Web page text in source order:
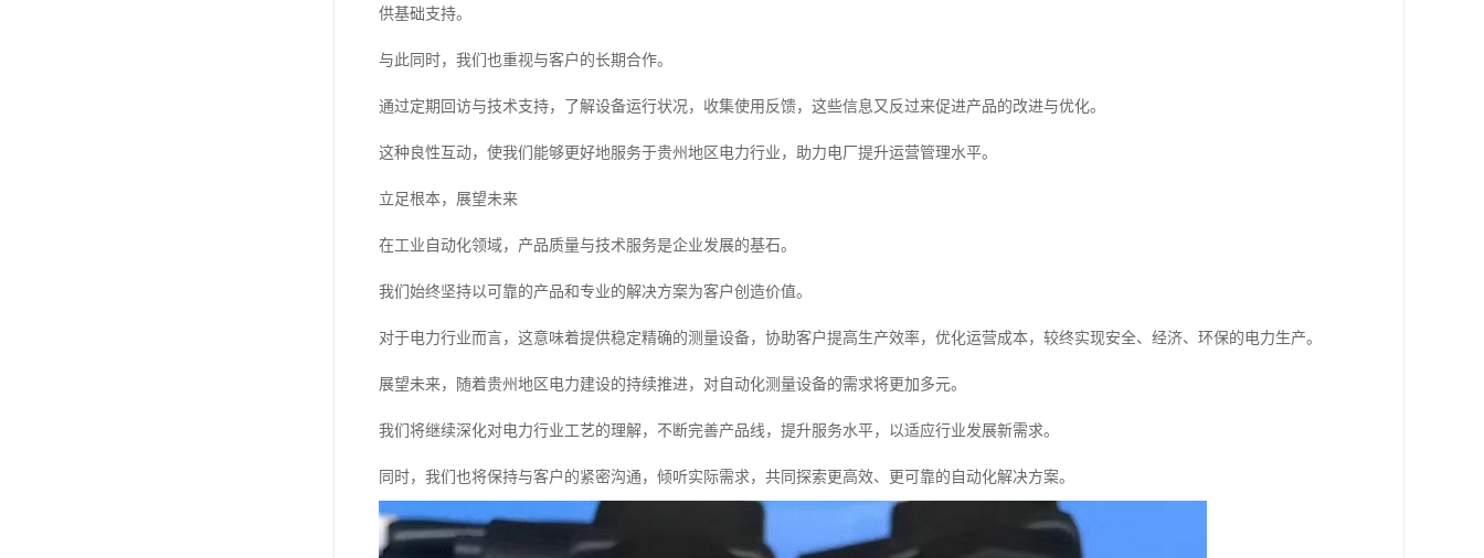
供基础支持。
与此同时，我们也重视与客户的长期合作。
通过定期回访与技术支持，了解设备运行状况，收集使用反馈，这些信息又反过来促进产品的改进与优化。
这种良性互动，使我们能够更好地服务于贵州地区电力行业，助力电厂提升运营管理水平。
立足根本，展望未来
在工业自动化领域，产品质量与技术服务是企业发展的基石。
我们始终坚持以可靠的产品和专业的解决方案为客户创造价值。
对于电力行业而言，这意味着提供稳定精确的测量设备，协助客户提高生产效率，优化运营成本，较终实现安全、经济、环保的电力生产。
展望未来，随着贵州地区电力建设的持续推进，对自动化测量设备的需求将更加多元。
我们将继续深化对电力行业工艺的理解，不断完善产品线，提升服务水平，以适应行业发展新需求。
同时，我们也将保持与客户的紧密沟通，倾听实际需求，共同探索更高效、更可靠的自动化解决方案。